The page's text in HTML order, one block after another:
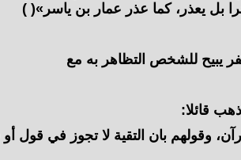
بل يعذر، كما عذر عمار بن ياسر»( )
يبيح للشخص التظاهر به مع
قائلا:
وقولهم بان التقية لا تجوز في قول